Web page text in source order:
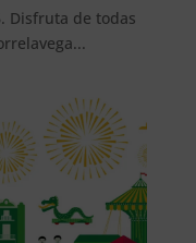
Disfruta de todas